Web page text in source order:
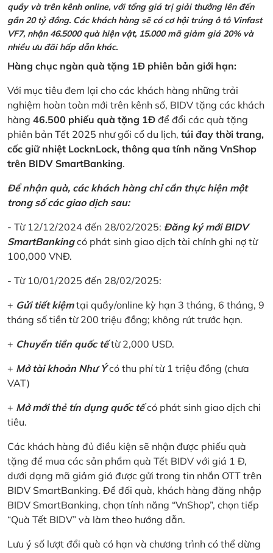
quầy và trên kênh online, với tổng giá trị giải thưởng lên đến
gần 20 tỷ đồng. Các khách hàng sẽ có cơ hội trúng ô tô Vinfast
VF7, nhận 46.5000 quà hiện vật, 15.000 mã giảm giá 20% và
nhiều ưu đãi hấp dẫn khác.
Hàng chục ngàn quà tặng 1Đ phiên bản giới hạn:
Với mục tiêu đem lại cho các khách hàng những trải
nghiệm hoàn toàn mới trên kênh số, BIDV tặng các khách
hàng 46.500 phiếu quà tặng 1Đ để đổi các quà tặng
phiên bản Tết 2025 như gối cổ du lịch, túi đay thời trang,
cốc giữ nhiệt LocknLock, thông qua tính năng VnShop
trên BIDV SmartBanking.
Để nhận quà, các khách hàng chỉ cần thực hiện một
trong số các giao dịch sau:
- Từ 12/12/2024 đến 28/02/2025: Đăng ký mới BIDV
SmartBankingcó phát sinh giao dịch tài chính ghi nợ từ
100,000 VNĐ.
- Từ 10/01/2025 đến 28/02/2025:
+ Gửi tiết kiệmtại quầy/online kỳ hạn 3 tháng, 6 tháng, 9
tháng số tiền từ 200 triệu đồng; không rút trước hạn.
+ Chuyển tiền quốc tếtừ 2,000 USD.
+ Mở tài khoản Như Ýcó thu phí từ 1 triệu đồng (chưa
VAT)
+ Mở mới thẻ tín dụng quốc tếcó phát sinh giao dịch chi
tiêu.
Các khách hàng đủ điều kiện sẽ nhận được phiếu quà
tặng để mua các sản phẩm quà Tết BIDV với giá 1 Đ,
dưới dạng mã giảm giá được gửi trong tin nhắn OTT trên
BIDV SmartBanking. Để đối quà, khách hàng đăng nhập
BIDV SmartBanking, chọn tính năng “VnShop”, chọn tiếp
“Quà Tết BIDV” và làm theo hướng dẫn.
Lưu ý số lượt đổi quà có hạn và chương trình có thể dừng